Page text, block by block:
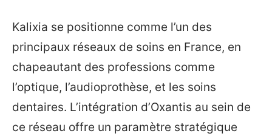
Kalixia se positionne comme l’un des
principaux réseaux de soins en France, en
chapeautant des professions comme
l’optique, l’audioprothèse, et les soins
dentaires. L’intégration d’Oxantis au sein de
ce réseau offre un paramètre stratégique